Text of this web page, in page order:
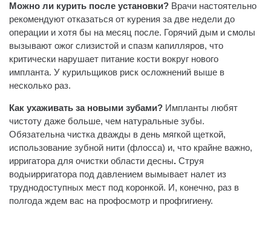
Можно ли курить после установки? Врачи настоятельно
рекомендуют отказаться от курения за две недели до
операции и хотя бы на месяц после. Горячий дым и смолы
вызывают ожог слизистой и спазм капилляров, что
критически нарушает питание кости вокруг нового
импланта. У курильщиков риск осложнений выше в
несколько раз.
Как ухаживать за новыми зубами? Импланты любят
чистоту даже больше, чем натуральные зубы.
Обязательна чистка дважды в день мягкой щеткой,
использование зубной нити (флосса) и, что крайне важно,
ирригатора для очистки области десны. Струя
водыирригатора под давлением вымывает налет из
труднодоступных мест под коронкой. И, конечно, раз в
полгода ждем вас на профосмотр и профгигиену.